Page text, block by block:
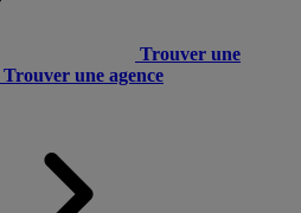
Trouver une
Trouver une agence